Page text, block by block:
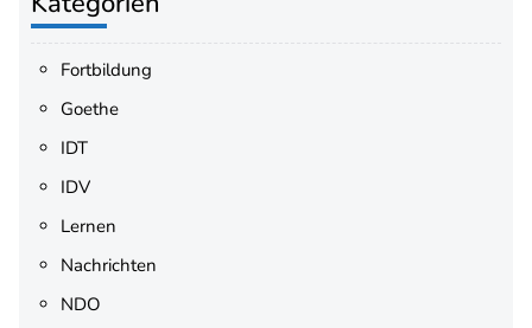
Fortbildung
Goethe
IDT
IDV
Lernen
Nachrichten
NDO